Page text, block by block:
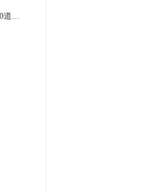
2026年政府采购培训试题100道含完整答案（典优）